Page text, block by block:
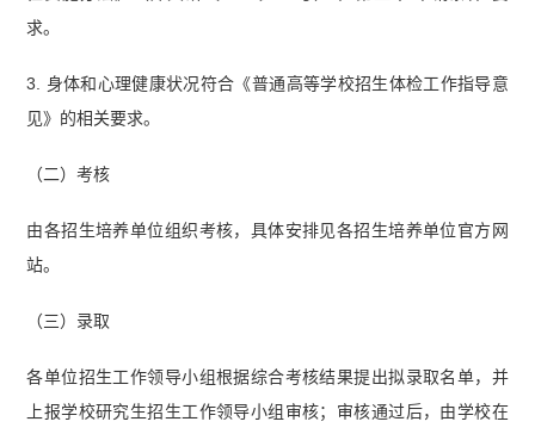
求。
3. 身体和心理健康状况符合《普通高等学校招生体检工作指导意
见》的相关要求。
（二）考核
由各招生培养单位组织考核，具体安排见各招生培养单位官方网
站。
（三）录取
各单位招生工作领导小组根据综合考核结果提出拟录取名单，并
上报学校研究生招生工作领导小组审核；审核通过后，由学校在